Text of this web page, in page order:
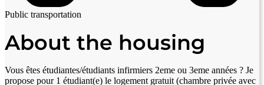
Public transportation
About the housing
Vous êtes étudiantes/étudiants infirmiers 2eme ou 3eme années ? Je
propose pour 1 étudiant(e) le logement gratuit (chambre privée avec